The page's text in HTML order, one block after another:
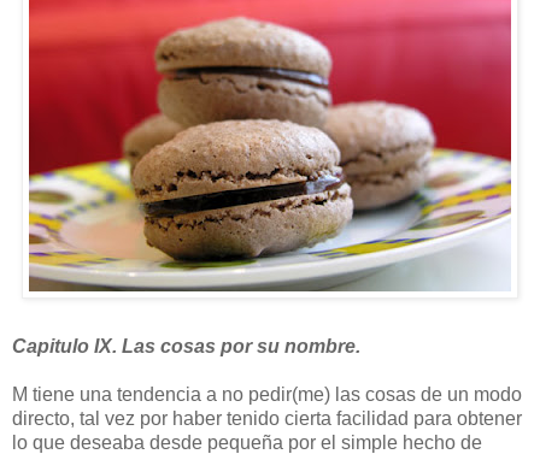
Capitulo IX. Las cosas por su nombre.
M tiene una tendencia a no pedir(me) las cosas de un modo
directo, tal vez por haber tenido cierta facilidad para obtener
lo que deseaba desde pequeña por el simple hecho de